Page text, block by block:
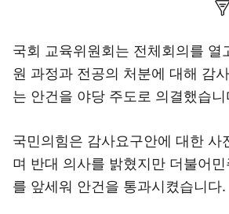
국회 교육위원회는 전체회의를 열
원 과정과 전공의 처분에 대해 감
는 안건을 야당 주도로 의결했습니
국민의힘은 감사요구안에 대한 사
며 반대 의사를 밝혔지만 더불어
를 앞세워 안건을 통과시켰습니다.